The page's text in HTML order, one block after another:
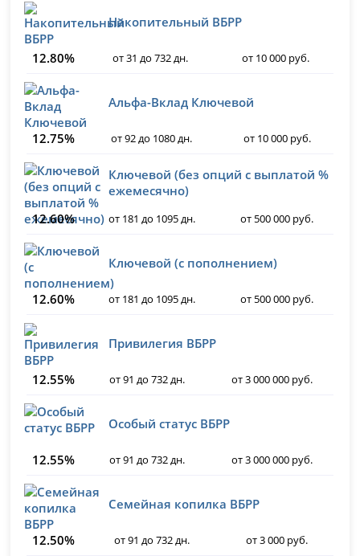
Накопительный ВБРР
12.80% от 31 до 732 дн. от 10 000 руб.
Альфа-Вклад Ключевой
12.75% от 92 до 1080 дн. от 10 000 руб.
Ключевой (без опций с выплатой %
ежемесячно)
12.60%
от 181 до 1095 дн. от 500 000 руб.
Ключевой (с пополнением)
12.60% от 181 до 1095 дн. от 500 000 руб.
Привилегия ВБРР
12.55% от 91 до 732 дн. от 3 000 000 руб.
Особый статус ВБРР
12.55% от 91 до 732 дн. от 3 000 000 руб.
Семейная копилка ВБРР
12.50% от 91 до 732 дн. от 3 000 руб.